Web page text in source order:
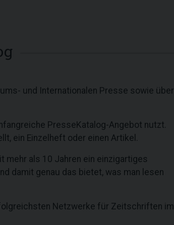
und Internationalen Presse sowie über
PresseKatalog-Angebot nutzt.
ein Einzelheft oder einen Artikel.
als 10 Jahren ein einzigartiges
damit genau das bietet, was man lesen
Netzwerke für Zeitschriften im